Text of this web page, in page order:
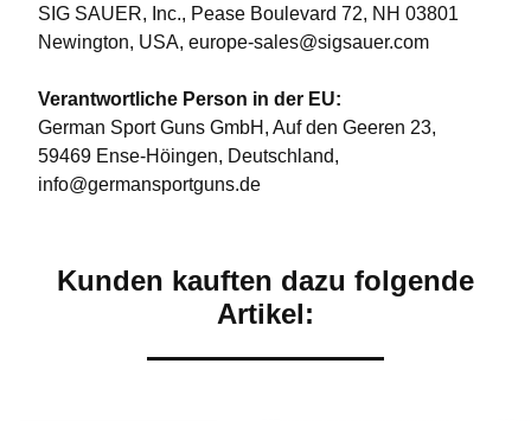
SIG SAUER, Inc., Pease Boulevard 72, NH 03801
Newington, USA, europe-sales@sigsauer.com
Verantwortliche Person in der EU:
German Sport Guns GmbH, Auf den Geeren 23,
59469 Ense-Höingen, Deutschland,
info@germansportguns.de
Kunden kauften dazu folgende
Artikel: